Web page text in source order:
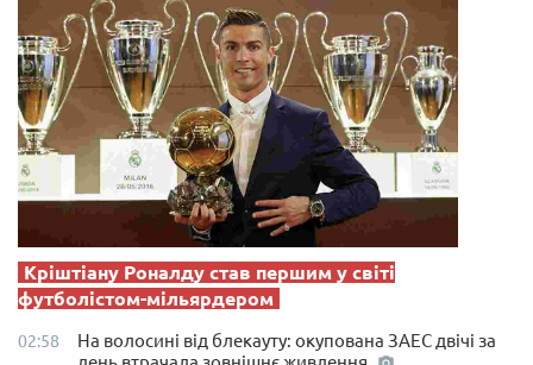
Кріштіану Роналду став першим у світі
футболістом-мільярдером
02:58
На волосині від блекауту: окупована ЗАЕС двічі за